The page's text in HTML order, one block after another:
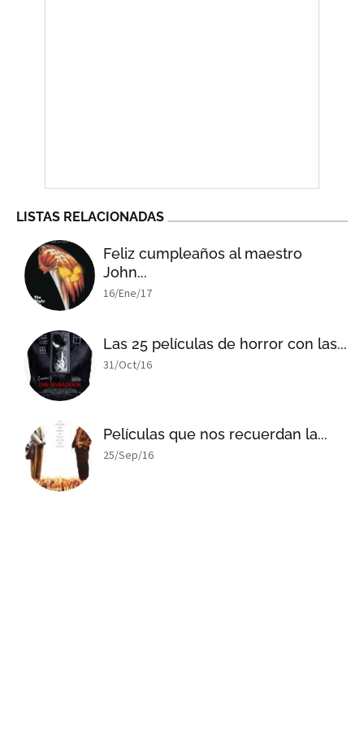
LISTAS RELACIONADAS
Feliz cumpleaños al maestro
John...
16/Ene/17
Las 25 películas de horror con las...
31/Oct/16
Películas que nos recuerdan la...
25/Sep/16